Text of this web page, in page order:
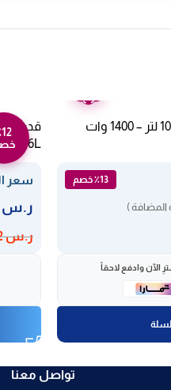
قدر ضغط كهربائي اكسبير 10 لتر – 1400 وات
٪13 خصم
المضافة )
وادفع لاحقاً
206L
سعر
ر.س
ر.س242
تواصل معنا